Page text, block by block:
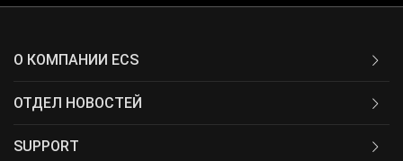
О КОМПАНИИ ECS
ОТДЕЛ НОВОСТЕЙ
SUPPORT